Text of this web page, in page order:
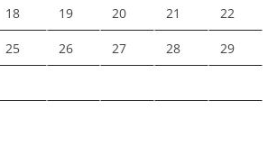
18 19 20 21 22
25 26 27 28 29